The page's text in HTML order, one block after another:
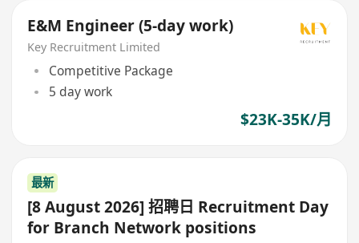
E&M Engineer (5-day work)
Key Recruitment Limited
Competitive Package
5 day work
$23K-35K/月
最新
[8 August 2026] 招聘日 Recruitment Day
for Branch Network positions